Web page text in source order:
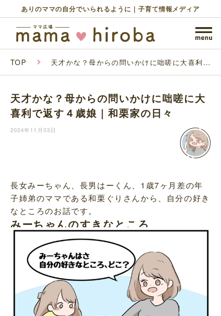
ありのママの自分でいられるように｜子育て情報メディア
TOP 天才かな？母からの問いかけに咄嗟に大喜利で
天才かな？母からの問いかけに咄嗟に大
喜利で返す４歳娘｜和栗家の日々
2024年11月03日
長女みーちゃん、長男はーくん、1歳7ヶ月差の年
子姉弟のママである和栗ぐりさんから、自分の好き
なところのお話です。
みーちゃんのすきなところ